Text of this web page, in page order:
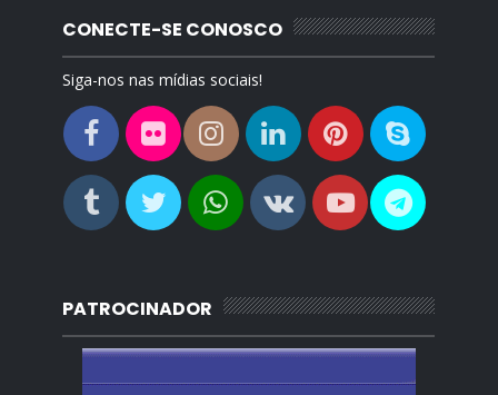
CONECTE-SE CONOSCO
Siga-nos nas mídias sociais!
PATROCINADOR